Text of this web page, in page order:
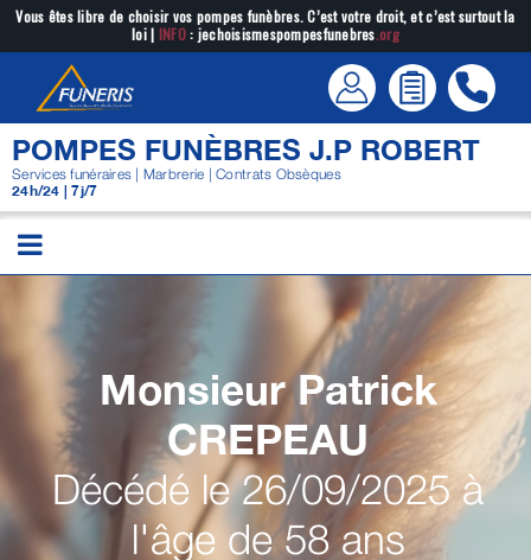
Passer
contenu
Vous êtes libre de choisir vos pompes funèbres. C’est votre droit, et c’est surtout la
loi | INFO: jechoisismespompesfunebres.org
POMPES FUNÈBRES J.P ROBERT
Services funéraires | Marbrerie | Contrats Obsèques
24h/24 | 7j/7
Monsieur Patrick
CREPEAU
Décédé le 26/09/2025 à
l'âge de 58 ans